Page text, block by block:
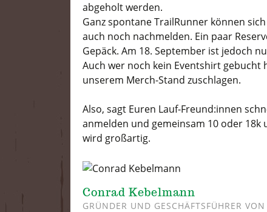
abgeholt werden.
Ganz spontane TrailRunner können
auch noch nachmelden. Ein paar
Gepäck. Am 18. September ist jedoch
Auch wer noch kein Eventshirt gebucht
unserem Merch-Stand zuschlagen.
Also, sagt Euren Lauf-Freund:innen
anmelden und gemeinsam 10 oder 18k
wird großartig.
Conrad Kebelmann
GRÜNDER UND GESCHÄFTSFÜHRER